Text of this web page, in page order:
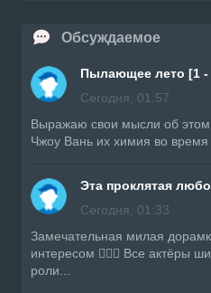
Обсуждаемое
Пылающее лето [1 -
Сегодня, 01:57
Выражаю свои мысли об
Чжоу Вань их химия во
Эта проклятая
Сегодня, 01:33
Замечательная милая
интересом 👍🏼🔥 Все актёры
роли...